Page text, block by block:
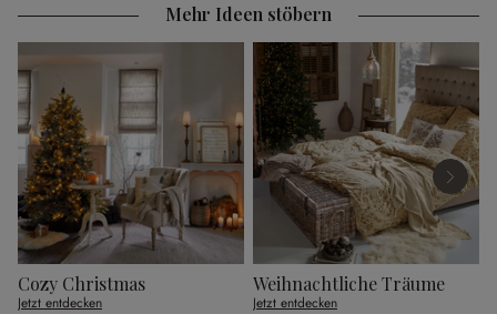
Mehr Ideen stöbern
Cozy Christmas
Jetzt entdecken
Weihnachtliche Träume
Jetzt entdecken